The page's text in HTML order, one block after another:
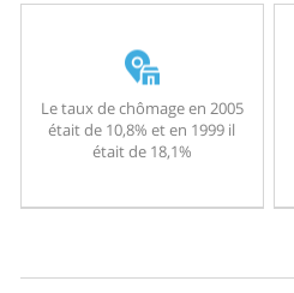
Le taux de chômage en 2005
était de 10,8% et en 1999 il
était de 18,1%